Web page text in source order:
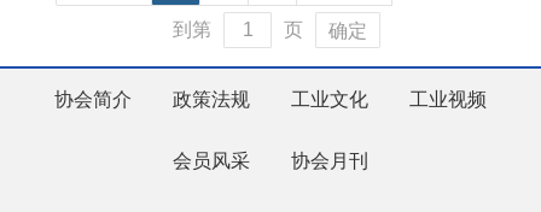
到第 页 确定
协会简介 政策法规 工业文化 工业视频
会员风采 协会月刊